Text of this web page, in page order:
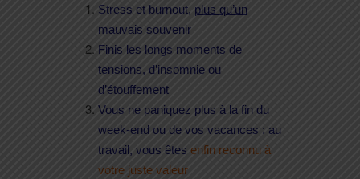
Stress et burnout, plus qu’un
mauvais souvenir
Finis les longs moments de
tensions, d’insomnie ou
d’étouffement
Vous ne paniquez plus à la fin du
week-end ou de vos vacances : au
travail, vous êtes enfin reconnu à
votre juste valeur